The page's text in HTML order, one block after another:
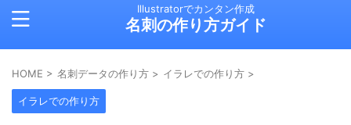
Illustratorでカンタン作成
名刺の作り方ガイド
HOME > 名刺データの作り方 > イラレでの作り方 >
イラレでの作り方